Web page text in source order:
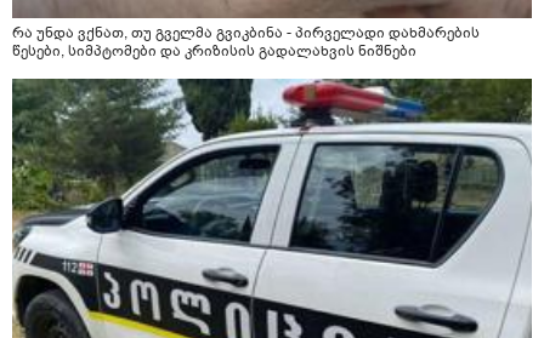
რა უნდა ვქნათ, თუ გველმა გვიკბინა - პირველადი დახმარების
წესები, სიმპტომები და კრიზისის გადალახვის ნიშნები